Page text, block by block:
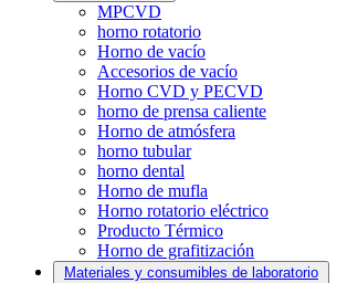
MPCVD
horno rotatorio
Horno de vacío
Accesorios de vacío
Horno CVD y PECVD
horno de prensa caliente
Horno de atmósfera
horno tubular
horno dental
Horno de mufla
Horno rotatorio eléctrico
Producto Térmico
Horno de grafitización
Materiales y consumibles de laboratorio